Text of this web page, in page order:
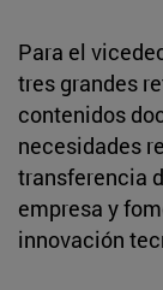
Para el
tres grandes
contenidos
necesidades
transferencia
empresa y
innovación